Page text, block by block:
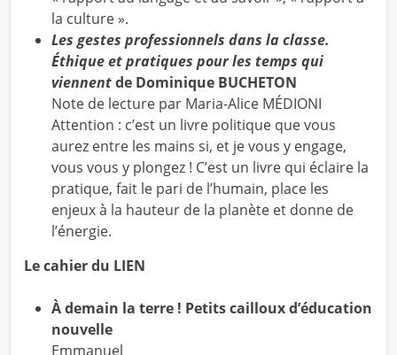
la culture ».
Les gestes professionnels dans la classe.
Éthique et pratiques pour les temps qui
viennentde Dominique BUCHETON
Note de lecture par Maria-Alice MÉDIONI
Attention : c’est un livre politique que vous
aurez entre les mains si, et je vous y engage,
vous vous y plongez ! C’est un livre qui éclaire la
pratique, fait le pari de l’humain, place les
enjeux à la hauteur de la planète et donne de
l’énergie.
Le cahier du LIEN
À demain la terre ! Petits cailloux d’éducation
nouvelle
Emmanuel